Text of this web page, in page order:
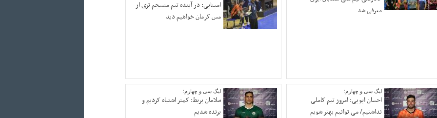
معرفی شد
امینایی: در آینده تیم منسجم تری از
مس کرمان خواهیم دید
لیگ سی و چهارم؛
احسان ابویی: امروز تیم کاملی
نداشتیم/ می توانیم بهتر شویم
لیگ سی و چهارم؛
سلامان بربط: کمتر اشتباه کردیم و
برنده شدیم